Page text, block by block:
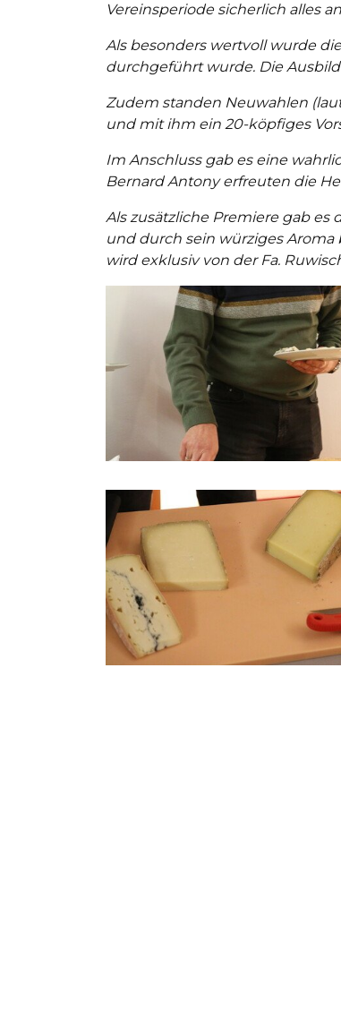
Vereinsperiode sicherlich alles
Als besonders wertvoll wurde
durchgeführt wurde. Die
Zudem standen Neuwahlen
und mit ihm ein 20-köpfiges
Im Anschluss gab es eine
Bernard Antony erfreuten die
Als zusätzliche Premiere gab
und durch sein würziges
wird exklusiv von der Fa.